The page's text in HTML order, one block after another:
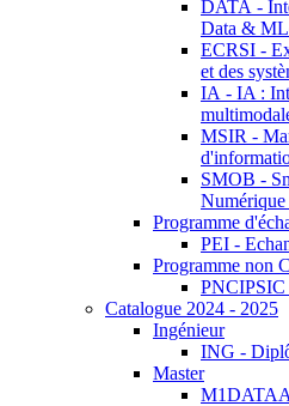
DATA -
Data &
ECRSI -
et des
IA - IA :
MSIR -
SMOB -
Numérique
Programme
PEI -
Programme non
Catalogue 2024 - 2025
Ingénieur
ING -
Master